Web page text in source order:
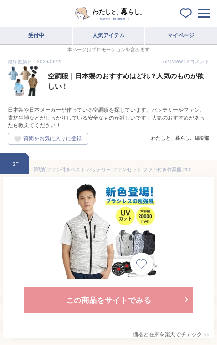
受付中 人気アイテム マイページ
本ページはプロモーションを含みます
最終更新日：2026/06/22
521View 23コメント
空調服｜日本製のおすすめはどれ？人気のものが欲
しい！
日本製や日本メーカーが作っている空調服を探しています。バッテリーやファン、
素材生地などがしっかりしている安全なものが欲しいです！人気のおすすめがあっ
たら教えてください！
わたしと、暮らし。編集部
1st
[即納]ファン付きベスト バッテリー ファンセット ファン付き作業服 20000mahバッテリー付き 日本製ブラシレスモーター 静音 大風量 UPF50+ UVカット エアコン服 働く ワークウェア 屋内用 倉庫 道路 釣り 熱中症対策 USB給電 男女兼用 作業着 夏用 薄型 夏 安全服 送料無料
この商品をサイトでみる
価格と在庫を楽天でチェック >>